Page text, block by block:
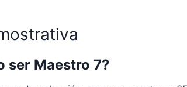
ser Maestro 7?